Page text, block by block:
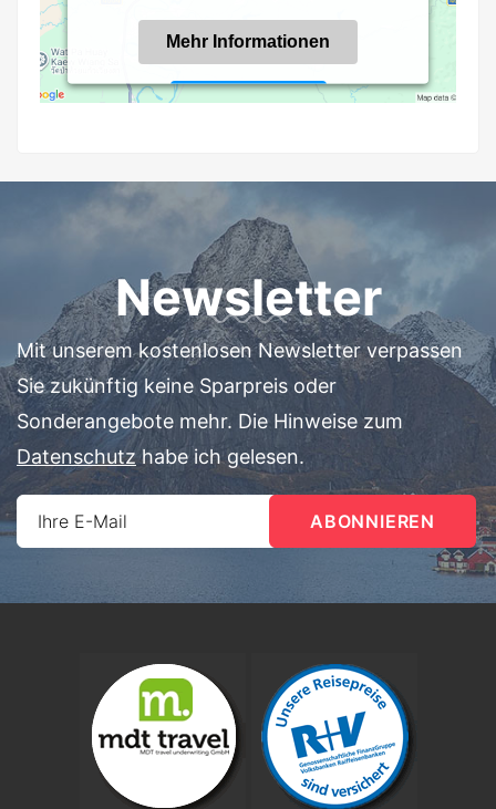
Mehr Informationen
Akzeptieren
Newsletter
Mit unserem kostenlosen Newsletter verpassen
Sie zukünftig keine Sparpreis oder
Sonderangebote mehr. Die Hinweise zum
Datenschutzhabe ich gelesen.
Ihre E-Mail